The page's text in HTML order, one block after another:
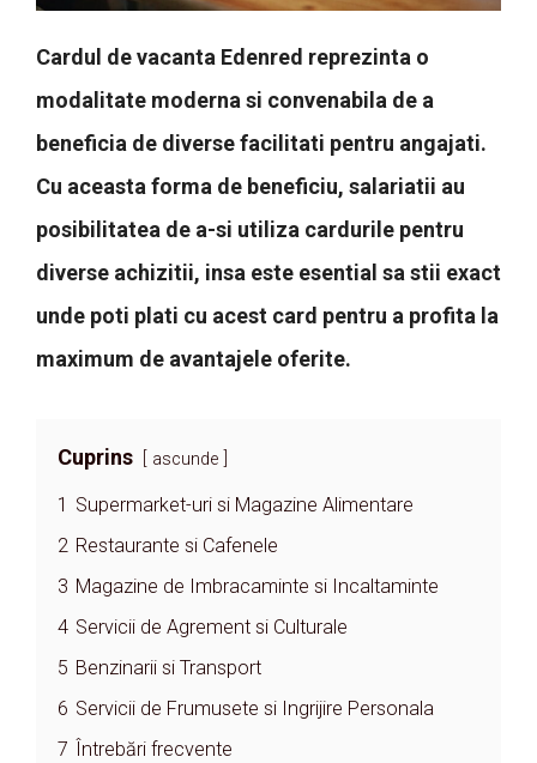
Cardul de vacanta Edenred reprezinta o
modalitate moderna si convenabila de a
beneficia de diverse facilitati pentru angajati.
Cu aceasta forma de beneficiu, salariatii au
posibilitatea de a-si utiliza cardurile pentru
diverse achizitii, insa este esential sa stii exact
unde poti plati cu acest card pentru a profita la
maximum de avantajele oferite.
Cuprins ascunde
1 Supermarket-uri si Magazine Alimentare
2 Restaurante si Cafenele
3 Magazine de Imbracaminte si Incaltaminte
4 Servicii de Agrement si Culturale
5 Benzinarii si Transport
6 Servicii de Frumusete si Ingrijire Personala
7
Întrebări frecvente